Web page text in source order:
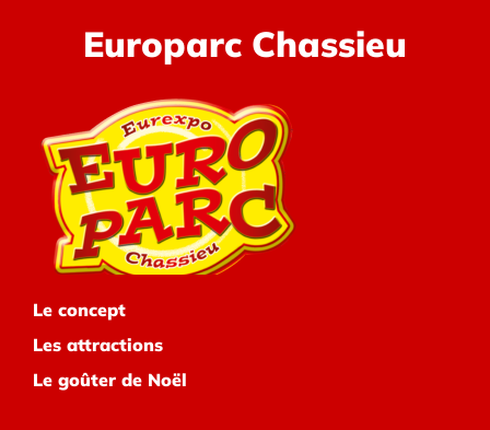
Europarc Chassieu
Le concept
Les attractions
Le goûter de Noël